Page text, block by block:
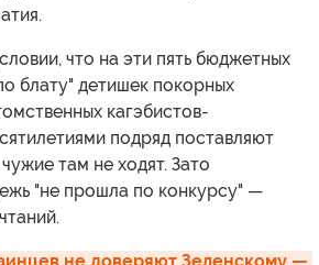
что на эти пять бюджетных
блату" детишек покорных
кагэбистов-
подряд поставляют
там не ходят. Зато
"не прошла по конкурсу" —